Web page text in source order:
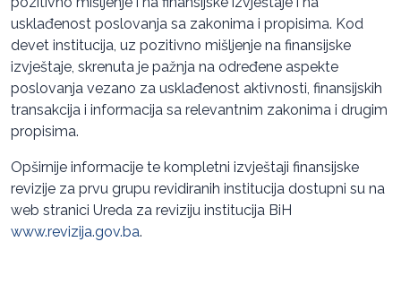
usklađenost poslovanja sa zakonima i propisima. Kod
devet institucija, uz pozitivno mišljenje na finansijske
izvještaje, skrenuta je pažnja na određene aspekte
poslovanja vezano za usklađenost aktivnosti, finansijskih
transakcija i informacija sa relevantnim zakonima i drugim
propisima.
Opširnije informacije te kompletni izvještaji finansijske
revizije za prvu grupu revidiranih institucija dostupni su na
web stranici Ureda za reviziju institucija BiH
www.revizija.gov.ba.